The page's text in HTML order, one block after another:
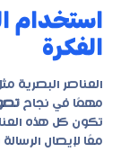
استخدام
الفكرة
العناصر البصرية
مهمًا في نجاح
تكون كل هذه
معًا لإيصال